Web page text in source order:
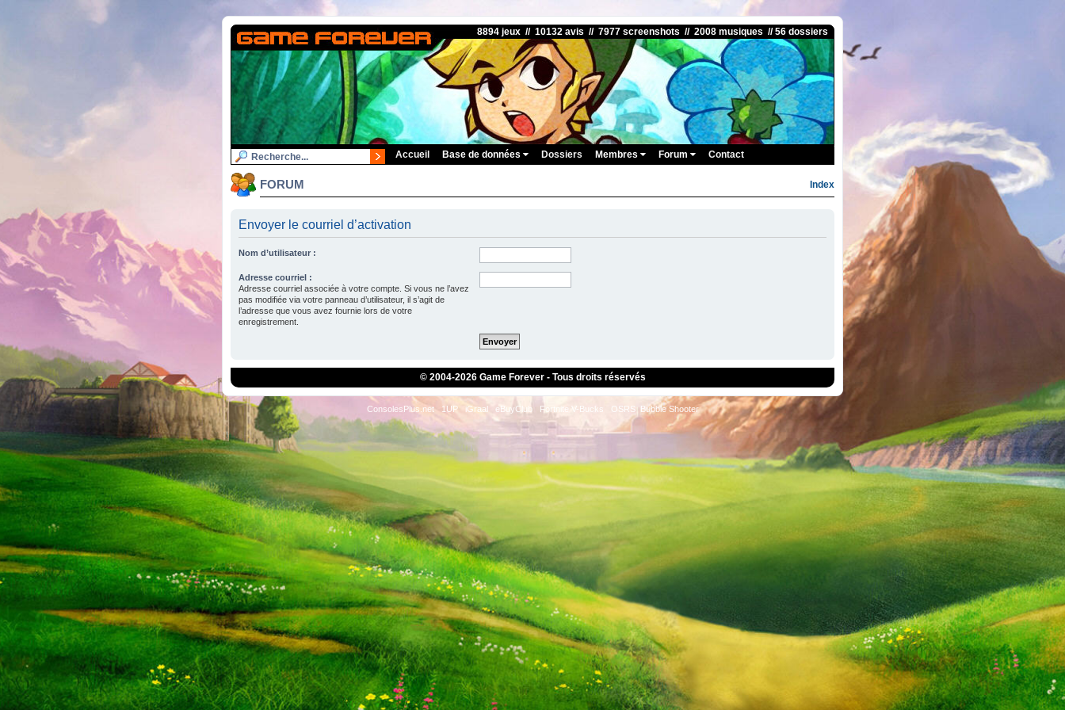
8894 jeux // 10132 avis // 7977 screenshots // 2008 musiques // 56 dossiers
Accueil Base de données Dossiers Membres Forum Contact
FORUM Index
Envoyer le courriel d’activation
Nom d’utilisateur :
Adresse courriel :
Adresse courriel associée à votre compte. Si vous ne l’avez
pas modifiée via votre panneau d’utilisateur, il s’agit de
l’adresse que vous avez fournie lors de votre
enregistrement.
© 2004-2026 Game Forever - Tous droits réservés
ConsolesPlus.net 1UP iGraal eBuyClub Fortnite V-Bucks OSRS Bubble Shooter